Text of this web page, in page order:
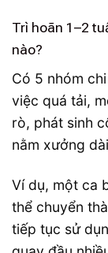
Trì hoãn 1–2
nào?
Có 5 nhóm
việc quá tải,
rò, phát sinh
nằm xưởng
Ví dụ, một ca
thể chuyển
tiếp tục sử